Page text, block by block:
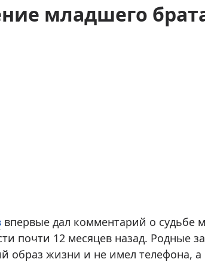
младшего
впервые дал комментарий о судьбе
почти 12 месяцев назад. Родные
образ жизни и не имел телефона, а